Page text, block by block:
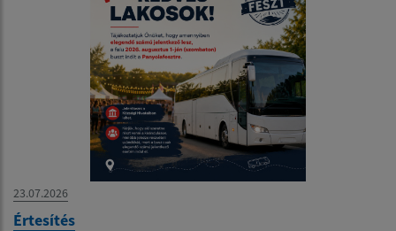
23.07.2026
Értesítés